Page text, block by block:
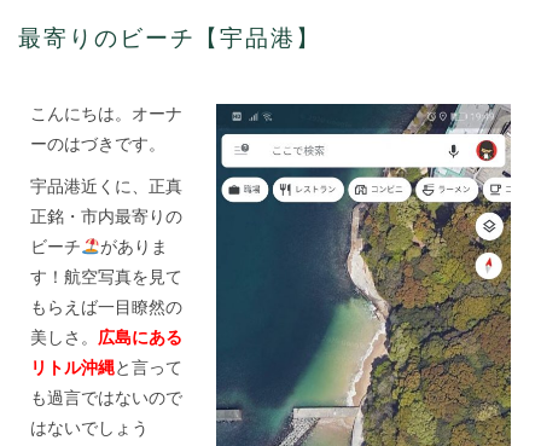
り
の
チ
【宇
港】
最寄りのビーチ【宇品港】
こんにちは。オーナ
ーのはづきです。
宇品港近くに、正真
正銘・市内最寄りの
ビーチ
がありま
す！航空写真を見て
もらえば一目瞭然の
美しさ。 広島にある
リトル沖縄と言って
も過言ではないので
はないでしょう